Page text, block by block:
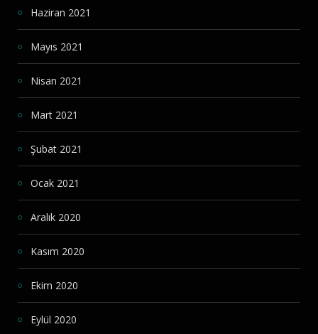
Haziran 2021
Mayıs 2021
Nisan 2021
Mart 2021
Şubat 2021
Ocak 2021
Aralık 2020
Kasım 2020
Ekim 2020
Eylül 2020